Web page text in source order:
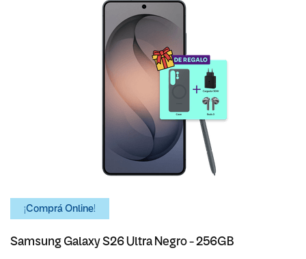
¡Comprá Online!
Samsung Galaxy S26 Ultra Negro - 256GB